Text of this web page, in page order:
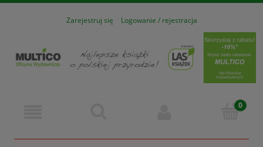
Zarejestruj się Logowanie / rejestracja